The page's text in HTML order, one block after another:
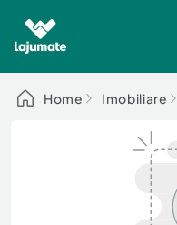
Alege categoria
Auto, moto si
Auto, moto
Home Imobiliare